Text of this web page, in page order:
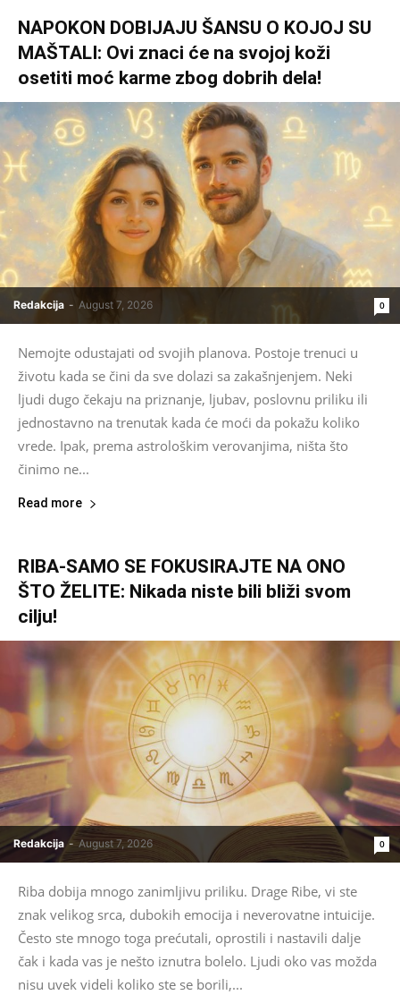
NAPOKON DOBIJAJU ŠANSU O KOJOJ SU
MAŠTALI: Ovi znaci će na svojoj koži
osetiti moć karme zbog dobrih dela!
Redakcija - August 7, 2026 0
Nemojte odustajati od svojih planova. Postoje trenuci u
životu kada se čini da sve dolazi sa zakašnjenjem. Neki
ljudi dugo čekaju na priznanje, ljubav, poslovnu priliku ili
jednostavno na trenutak kada će moći da pokažu koliko
vrede. Ipak, prema astrološkim verovanjima, ništa što
činimo ne...
Read more
RIBA-SAMO SE FOKUSIRAJTE NA ONO
ŠTO ŽELITE: Nikada niste bili bliži svom
cilju!
Redakcija - August 7, 2026 0
Riba dobija mnogo zanimljivu priliku. Drage Ribe, vi ste
znak velikog srca, dubokih emocija i neverovatne intuicije.
Često ste mnogo toga prećutali, oprostili i nastavili dalje
čak i kada vas je nešto iznutra bolelo. Ljudi oko vas možda
nisu uvek videli koliko ste se borili,...